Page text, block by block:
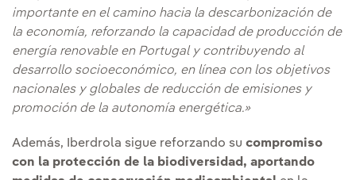
importante en el camino hacia la descarbonización de
la economía, reforzando la capacidad de producción de
energía renovable en Portugal y contribuyendo al
desarrollo socioeconómico, en línea con los objetivos
nacionales y globales de reducción de emisiones y
promoción de la autonomía energética.»
Además, Iberdrola sigue reforzando su compromiso
con la protección de la biodiversidad, aportando